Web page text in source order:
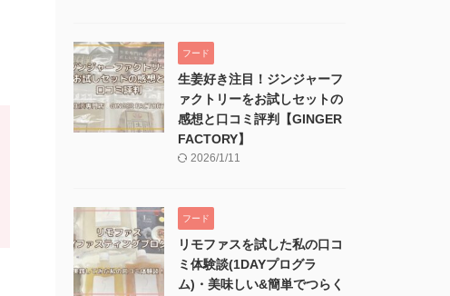
フード
生姜好き注目！ジンジャーフ
ァクトリーをお試しセットの
感想と口コミ評判【GINGER
FACTORY】
2026/1/11
フード
リモファスを試した私の口コ
ミ体験談(1DAYプログラ
ム)・美味しい&簡単でつらく